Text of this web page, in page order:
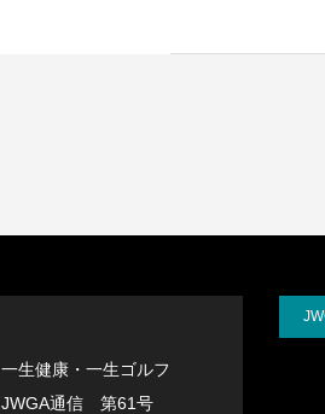
一生健康・一生ゴルフ
JWGA通信 第61号